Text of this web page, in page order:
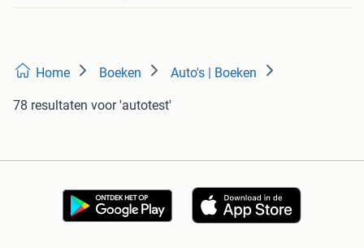
Home Boeken Auto's | Boeken
78 resultaten voor 'autotest'